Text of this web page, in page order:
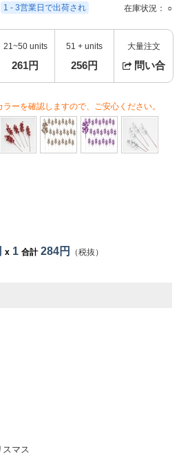
1 - 3営業日で出荷され 在庫状況： ○
21~50 units
261円
51 + units
256円
大量注文
問い合
ーを確認しますので、ご安心ください。
x 1 合計284円 （税抜）
スマス